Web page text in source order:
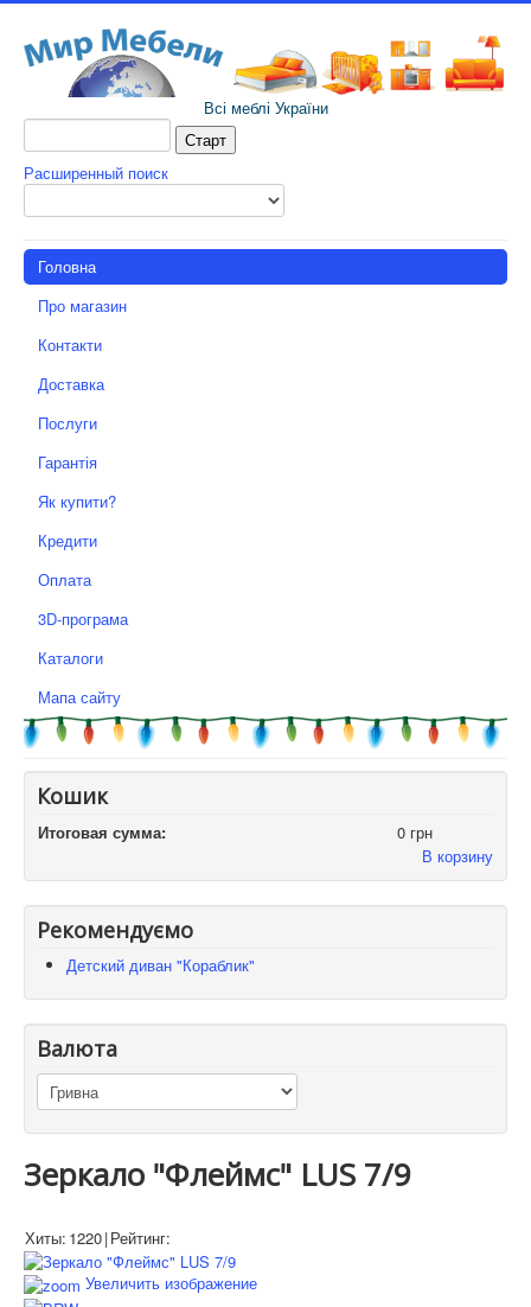
Всі меблі України
Расширенный поиск
Головна
Про магазин
Контакти
Доставка
Послуги
Гарантія
Як купити?
Кредити
Оплата
3D-програма
Каталоги
Мапа сайту
Кошик
Итоговая сумма:
0 грн
В корзину
Рекомендуємо
Детский диван "Кораблик"
Валюта
Зеркало "Флеймс" LUS 7/9
Хиты: 1220|Рейтинг:
Увеличить изображение